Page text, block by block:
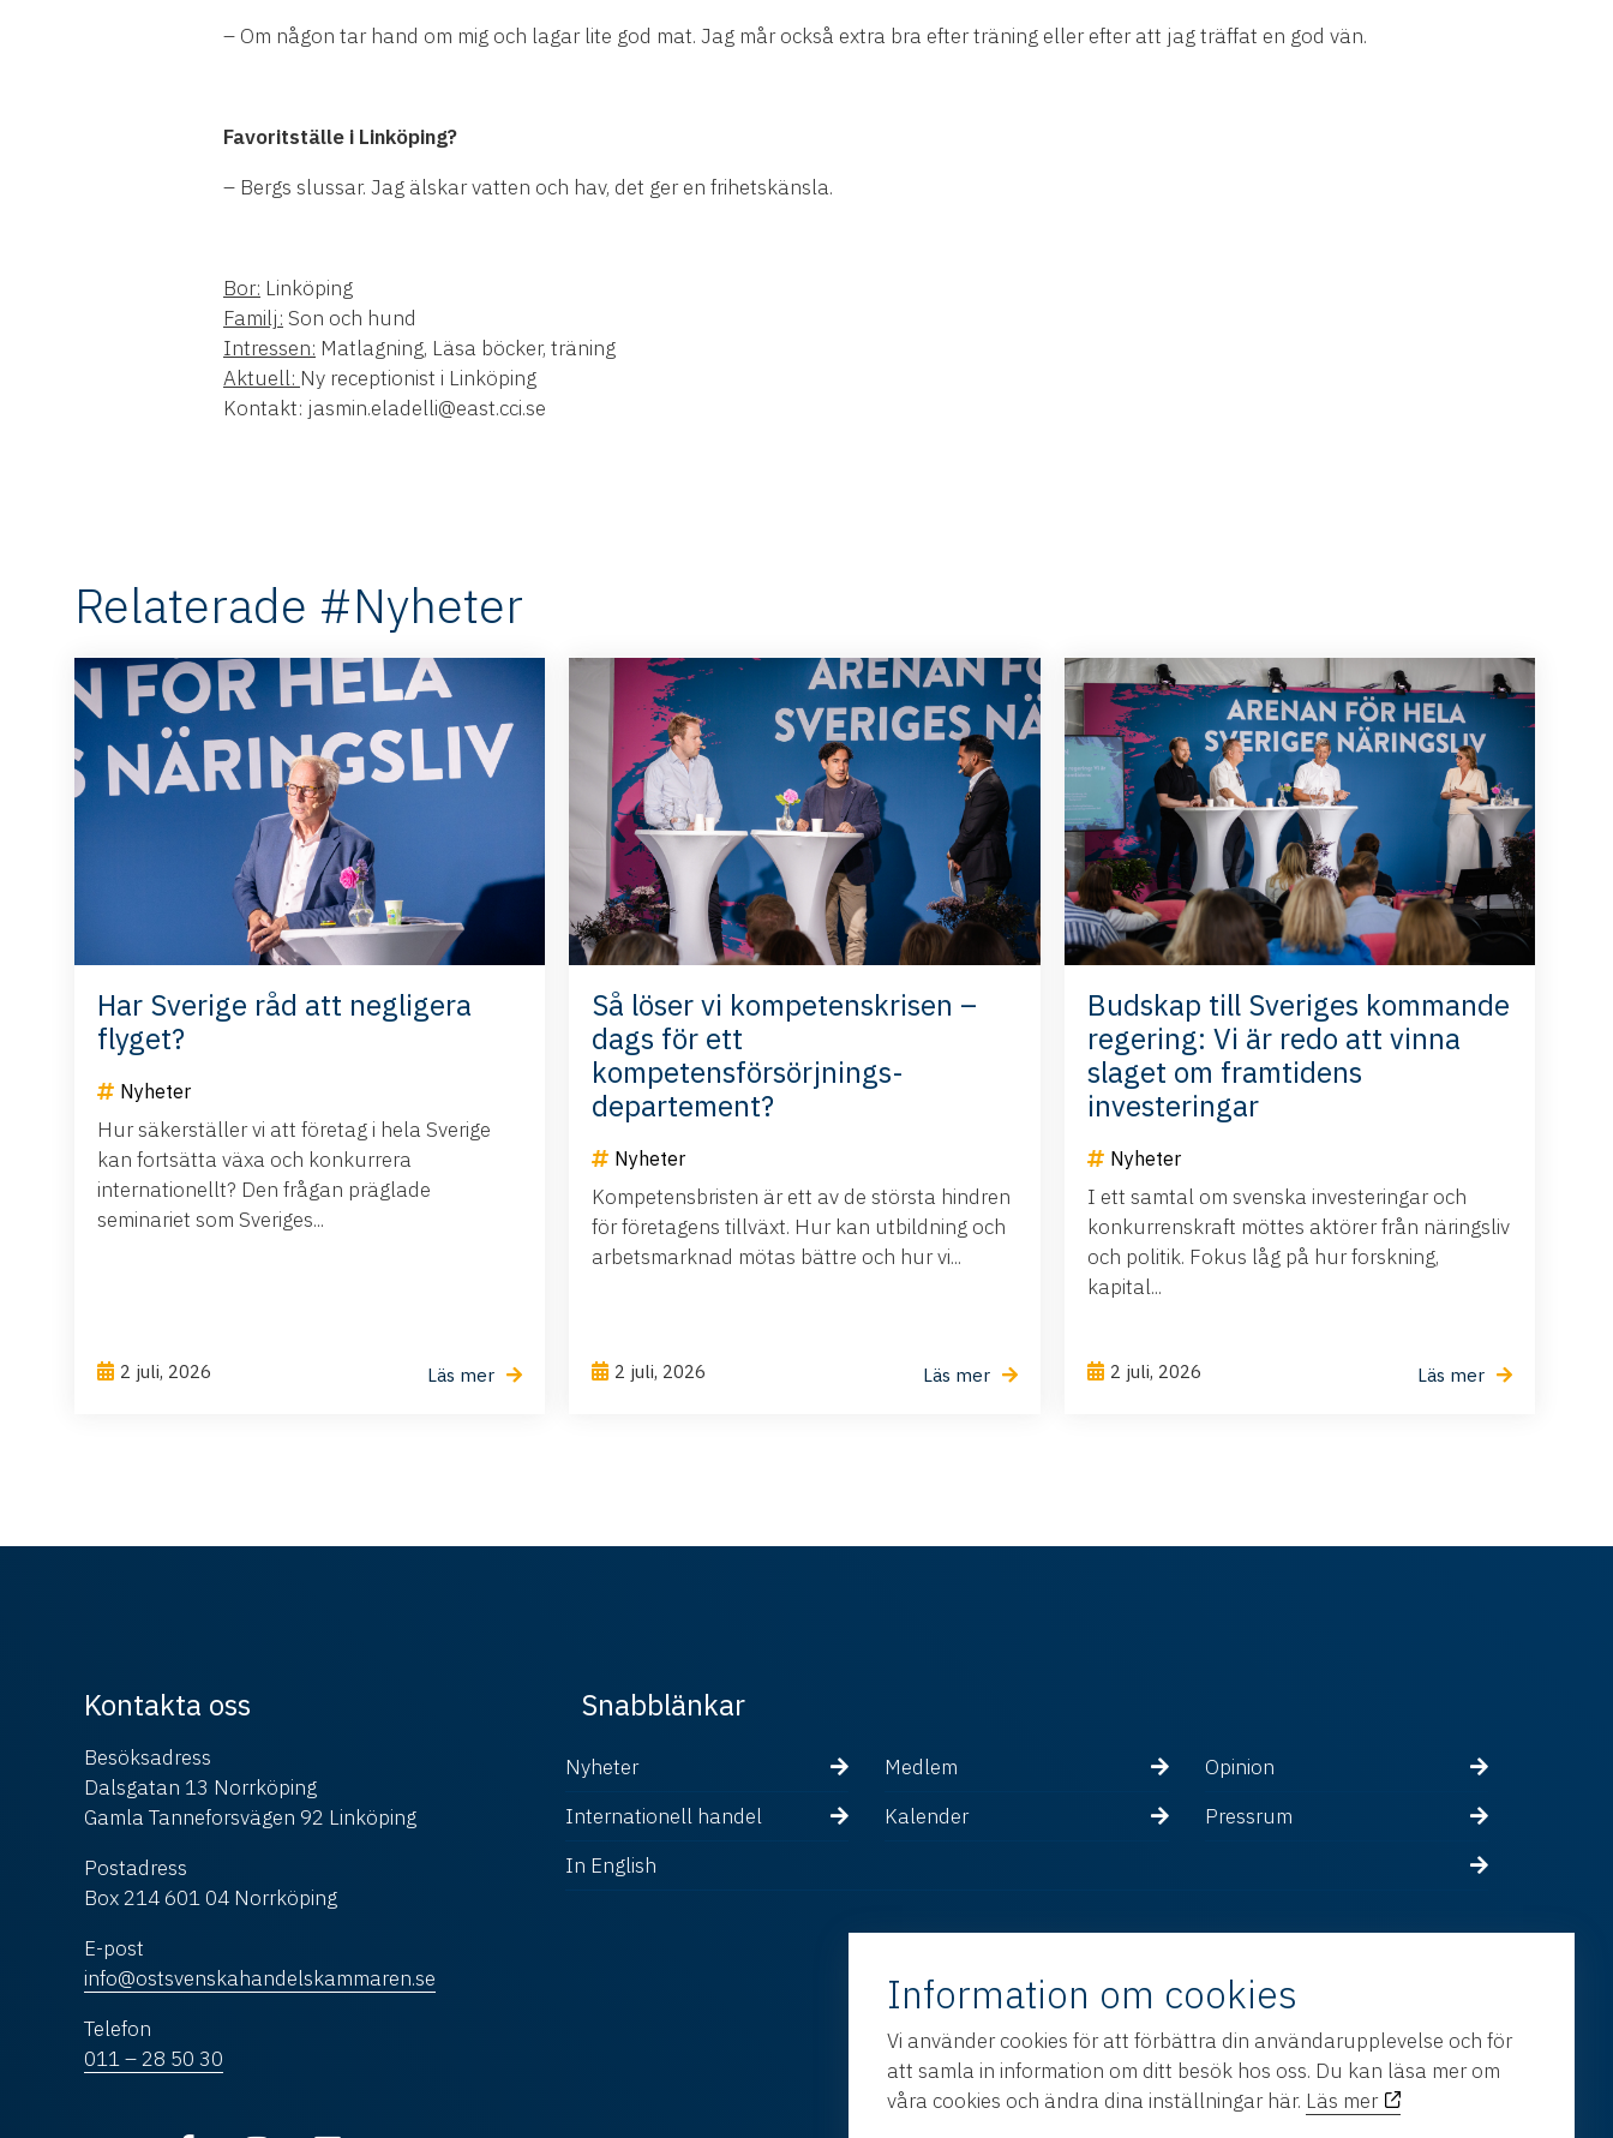
– Om någon tar hand om mig och lagar lite god mat. Jag mår också extra bra efter träning eller efter att jag träffat en god vän.
Favoritställe i Linköping?
– Bergs slussar. Jag älskar vatten och hav, det ger en frihetskänsla.
Bor: Linköping
Familj: Son och hund
Intressen: Matlagning, Läsa böcker, träning
Aktuell: Ny receptionist i Linköping
Kontakt: jasmin.eladelli@east.cci.se
Relaterade #Nyheter
Har Sverige råd att negligera
flyget?
Nyheter
Hur säkerställer vi att företag i hela Sverige
kan fortsätta växa och konkurrera
internationellt? Den frågan präglade
seminariet som Sveriges...
2 juli, 2026 Läs mer
Så löser vi kompetenskrisen –
dags för ett
kompetensförsörjnings-
departement?
Nyheter
Kompetensbristen är ett av de största hindren
för företagens tillväxt. Hur kan utbildning och
arbetsmarknad mötas bättre och hur vi...
2 juli, 2026 Läs mer
Budskap till Sveriges kommande
regering: Vi är redo att vinna
slaget om framtidens
investeringar
Nyheter
I ett samtal om svenska investeringar och
konkurrenskraft möttes aktörer från näringsliv
och politik. Fokus låg på hur forskning,
kapital...
2 juli, 2026 Läs mer
Kontakta oss
Besöksadress
Dalsgatan 13 Norrköping
Gamla Tanneforsvägen 92 Linköping
Postadress
Box 214 601 04 Norrköping
E-post
info@ostsvenskahandelskammaren.se
Telefon
011 – 28 50 30
Snabblänkar
Nyheter Medlem
Opinion
Internationell handel
Kalender
Pressrum
In English
Information om cookies
Vi använder cookies för att förbättra din användarupplevelse och för
att samla in information om ditt besök hos oss. Du kan läsa mer om
våra cookies och ändra dina inställningar här. Läs mer